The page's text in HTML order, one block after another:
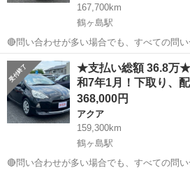
167,700km
鶴ヶ島駅
🔴問い合わせが多い場合でも、すべての問い
しておりますので、気にせずお気軽にお問い合
番号◆ M3G1222 ◆支払い総額◆ 34.8万円 上記の金額は、消費税、リ
サイクル券等...
埼玉 川越市 鶴ヶ島駅 その他
★支払い総額 36.8万★
和7年1月！下取り、配
368,000円
アクア
159,300km
鶴ヶ島駅
🔴問い合わせが多い場合でも、すべての問い